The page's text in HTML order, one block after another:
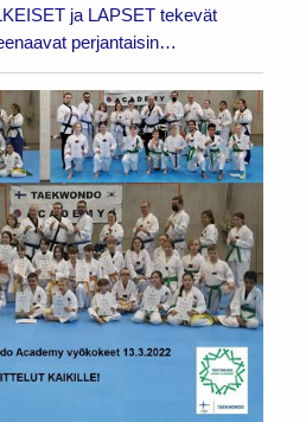
ja LAPSET tekevät
perjantaisin…